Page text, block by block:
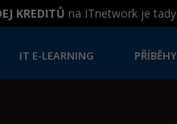
KREDITŮ na ITnetwork je
IT E-LEARNING